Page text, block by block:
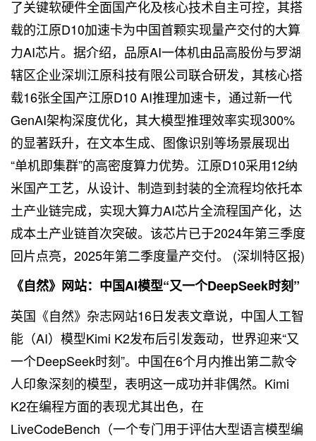
了关键软硬件全面国产化及核心技术自主可控，其搭
载的江原D10加速卡为中国首颗实现量产交付的大算
力AI芯片。据介绍，品原AI一体机由品高股份与罗湖
辖区企业深圳江原科技有限公司联合研发，其核心搭
载16张全国产江原D10 AI推理加速卡，通过新一代
GenAI架构深度优化，其大模型推理效率实现300%
的显著跃升，在文本生成、图像识别等场景展现出
“单机即集群”的高密度算力优势。江原D10采用12纳
米国产工艺，从设计、制造到封装的全流程均依托本
土产业链完成，实现大算力AI芯片全流程国产化，达
成本土产业链首次突破。该芯片已于2024年第三季度
回片点亮，2025年第二季度量产交付。 (深圳特区报)
《自然》网站：中国AI模型“又一个DeepSeek时刻”
英国《自然》杂志网站16日发表文章说，中国人工智
能（AI）模型Kimi K2发布后引发轰动，世界迎来“又
一个DeepSeek时刻”。中国在6个月内推出第二款令
人印象深刻的模型，表明这一成功并非偶然。Kimi
K2在编程方面的表现尤其出色，在
LiveCodeBench（一个专门用于评估大型语言模型编